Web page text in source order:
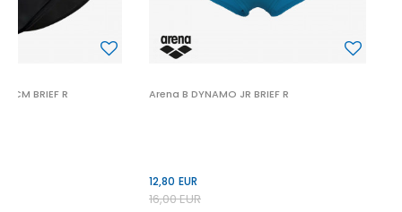
BRIEF R Arena B DYNAMO JR BRIEF R
12,80 EUR
16,00EUR